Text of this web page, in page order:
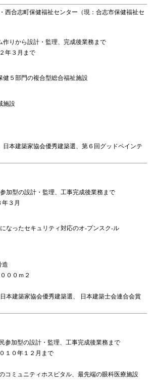
西合志町保健福祉センター（現：合志市保健福祉セ
作りから設計・監理、完成後業務まで
年３月まで
健５部門の複合型総合福祉施設
施設
本建築家協会優秀建築選、第６回グッドペインテ
加型の設計・監理、工事完成後業務まで
３月
なったセキュリティ対応のオ-プンスク-ル
造
００ｍ２
本建築家協会優秀建築選、 日本建築士会連合会賞
参加型の設計・監理、工事完成後業務まで
１０年１２月まで
コミュニティホスピタル、最先端の眼科医療施設